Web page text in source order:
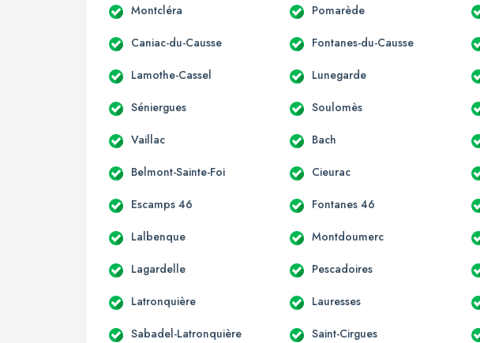
Montcléra Pomarède
Caniac-du-Causse Fontanes-du-Causse
Lamothe-Cassel Lunegarde
Séniergues Soulomès
Vaillac Bach
Belmont-Sainte-Foi Cieurac
Escamps 46 Fontanes 46
Lalbenque Montdoumerc
Lagardelle Pescadoires
Latronquière Lauresses
Sabadel-Latronquière Saint-Cirgues